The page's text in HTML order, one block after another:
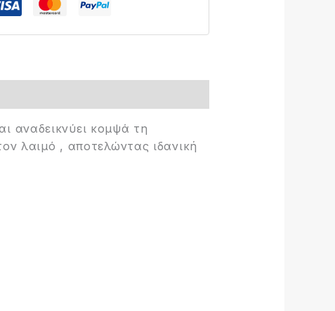
αναδεικνύει κομψά τη
λαιμό , αποτελώντας ιδανική